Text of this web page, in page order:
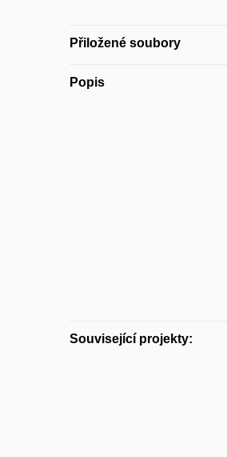
Přiložené soubory
Popis
Související projekty: